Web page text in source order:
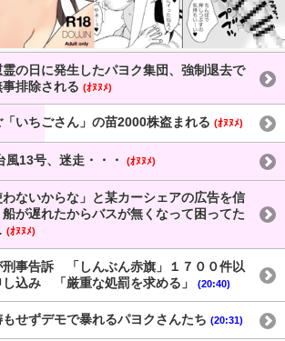
霊の日に発生したパヨク集団、強制退去で
排除される (ｵﾇﾇﾒ)
いちごさん」の苗2000株盗まれる (ｵﾇﾇﾒ)
風13号、迷走・・・ (ｵﾇﾇﾒ)
わないからな」と某カーシェアの広告を信
船が遅れたからバスが無くなって困ってた
(ｵﾇﾇﾒ)
刑事告訴 「しんぶん赤旗」１７００件以
し込み 「厳重な処罰を求める」
(20:40)
せずデモで暴れるパヨクさんたち (20:31)